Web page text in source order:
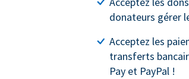
donateurs gérer
Acceptez les
transferts
Pay et PayPal !